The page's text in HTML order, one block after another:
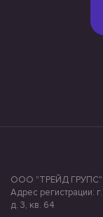
ООО "ТРЕЙД ГРУПС"
Адрес регистрации:
д. 3, кв. 64